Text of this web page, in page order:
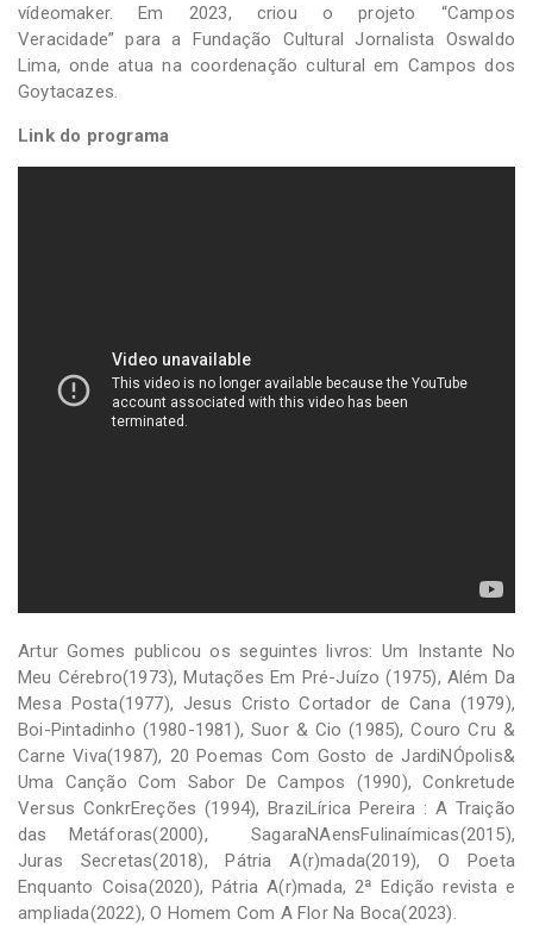
vídeomaker. Em 2023, criou o projeto “Campos
Veracidade” para a Fundação Cultural Jornalista Oswaldo
Lima, onde atua na coordenação cultural em Campos dos
Goytacazes.
Link do programa
Artur Gomes publicou os seguintes livros: Um Instante No
Meu Cérebro(1973), Mutações Em Pré-Juízo (1975), Além Da
Mesa Posta(1977), Jesus Cristo Cortador de Cana (1979),
Boi-Pintadinho (1980-1981), Suor & Cio (1985), Couro Cru &
Carne Viva(1987), 20 Poemas Com Gosto de JardiNÓpolis&
Uma Canção Com Sabor De Campos (1990), Conkretude
Versus ConkrEreções (1994), BraziLírica Pereira : A Traição
das Metáforas(2000), SagaraNAensFulinaímicas(2015),
Juras Secretas(2018), Pátria A(r)mada(2019), O Poeta
Enquanto Coisa(2020), Pátria A(r)mada, 2ª Edição revista e
ampliada(2022), O Homem Com A Flor Na Boca(2023).